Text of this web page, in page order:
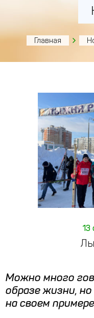
Главная
13
Можно много
образе жизни,
на своем